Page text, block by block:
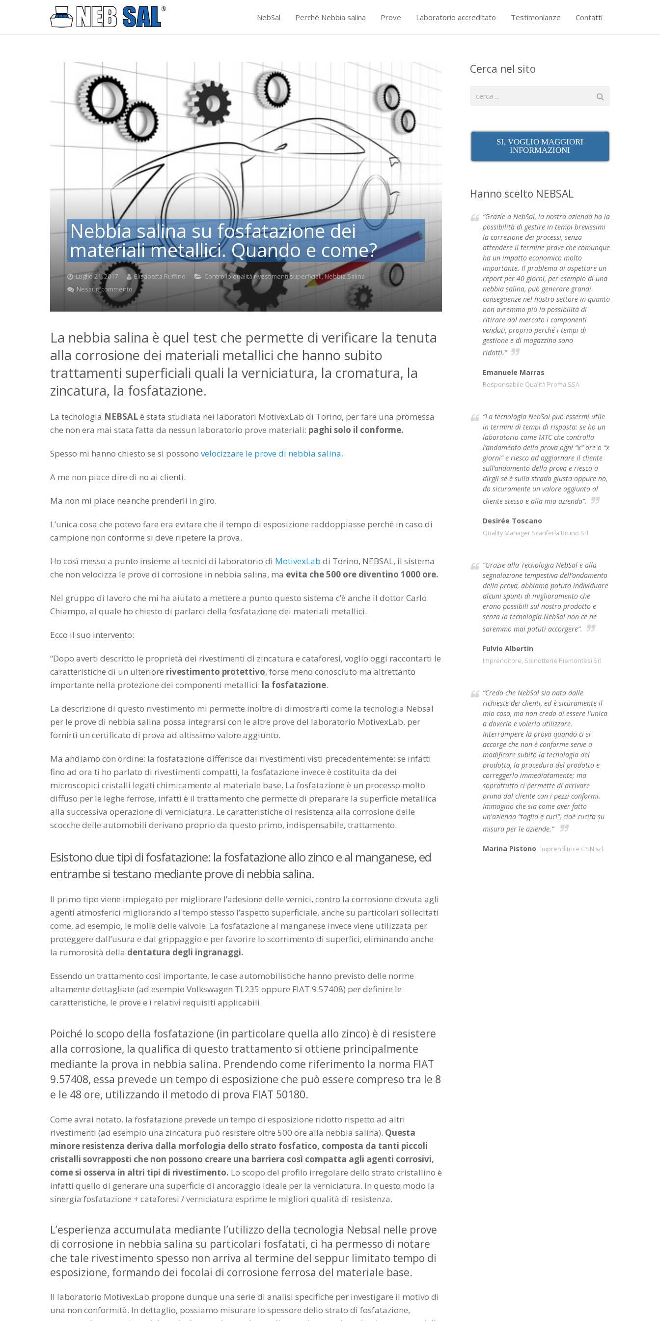
NebSal Perché Nebbia salina Prove Laboratorio accreditato Testimonianze Contatti
Nebbia salina su fosfatazione dei
materiali metallici. Quando e come?
Luglio 21, 2017 Elisabetta Ruffino Controllo qualità rivestimenti superficiali,Nebbia Salina
Nessun commento
La nebbia salina è quel test che permette di verificare la tenuta
alla corrosione dei materiali metallici che hanno subito
trattamenti superficiali quali la verniciatura, la cromatura, la
zincatura, la fosfatazione.
La tecnologia NEBSALè stata studiata nei laboratori MotivexLab di Torino, per fare una promessa
che non era mai stata fatta da nessun laboratorio prove materiali: paghi solo il conforme.
Spesso mi hanno chiesto se si possono velocizzare le prove di nebbia salina.
A me non piace dire di no ai clienti.
Ma non mi piace neanche prenderli in giro.
L’unica cosa che potevo fare era evitare che il tempo di esposizione raddoppiasse perché in caso di
campione non conforme si deve ripetere la prova.
Ho così messo a punto insieme ai tecnici di laboratorio di MotivexLab di Torino, NEBSAL, il sistema
che non velocizza le prove di corrosione in nebbia salina, ma evita che 500 ore diventino 1000 ore.
Nel gruppo di lavoro che mi ha aiutato a mettere a punto questo sistema c’è anche il dottor Carlo
Chiampo, al quale ho chiesto di parlarci della fosfatazione dei materiali metallici.
Ecco il suo intervento:
“Dopo averti descritto le proprietà dei rivestimenti di zincatura e cataforesi, voglio oggi raccontarti le
caratteristiche di un ulteriore rivestimento protettivo, forse meno conosciuto ma altrettanto
importante nella protezione dei componenti metallici: la fosfatazione.
La descrizione di questo rivestimento mi permette inoltre di dimostrarti come la tecnologia Nebsal
per le prove di nebbia salina possa integrarsi con le altre prove del laboratorio MotivexLab, per
fornirti un certificato di prova ad altissimo valore aggiunto.
Ma andiamo con ordine: la fosfatazione differisce dai rivestimenti visti precedentemente: se infatti
fino ad ora ti ho parlato di rivestimenti compatti, la fosfatazione invece è costituita da dei
microscopici cristalli legati chimicamente al materiale base. La fosfatazione è un processo molto
diffuso per le leghe ferrose, infatti è il trattamento che permette di preparare la superficie metallica
alla successiva operazione di verniciatura. Le caratteristiche di resistenza alla corrosione delle
scocche delle automobili derivano proprio da questo primo, indispensabile, trattamento.
Esistono due tipi di fosfatazione: la fosfatazione allo zinco e al manganese, ed
entrambe si testano mediante prove di nebbia salina.
Il primo tipo viene impiegato per migliorare l’adesione delle vernici, contro la corrosione dovuta agli
agenti atmosferici migliorando al tempo stesso l’aspetto superficiale, anche su particolari sollecitati
come, ad esempio, le molle delle valvole. La fosfatazione al manganese invece viene utilizzata per
proteggere dall’usura e dal grippaggio e per favorire lo scorrimento di superfici, eliminando anche
la rumorosità della dentatura degli ingranaggi.
Essendo un trattamento così importante, le case automobilistiche hanno previsto delle norme
altamente dettagliate (ad esempio Volkswagen TL235 oppure FIAT 9.57408) per definire le
caratteristiche, le prove e i relativi requisiti applicabili.
Poiché lo scopo della fosfatazione (in particolare quella allo zinco) è di resistere
alla corrosione, la qualifica di questo trattamento si ottiene principalmente
mediante la prova in nebbia salina. Prendendo come riferimento la norma FIAT
9.57408, essa prevede un tempo di esposizione che può essere compreso tra le 8
e le 48 ore, utilizzando il metodo di prova FIAT 50180.
Come avrai notato, la fosfatazione prevede un tempo di esposizione ridotto rispetto ad altri
rivestimenti (ad esempio una zincatura può resistere oltre 500 ore alla nebbia salina). Questa
minore resistenza deriva dalla morfologia dello strato fosfatico, composta da tanti piccoli
cristalli sovrapposti che non possono creare una barriera così compatta agli agenti corrosivi,
come si osserva in altri tipi di rivestimento. Lo scopo del profilo irregolare dello strato cristallino è
infatti quello di generare una superficie di ancoraggio ideale per la verniciatura. In questo modo la
sinergia fosfatazione + cataforesi / verniciatura esprime le migliori qualità di resistenza.
L’esperienza accumulata mediante l’utilizzo della tecnologia Nebsal nelle prove
di corrosione in nebbia salina su particolari fosfatati, ci ha permesso di notare
che tale rivestimento spesso non arriva al termine del seppur limitato tempo di
esposizione, formando dei focolai di corrosione ferrosa del materiale base.
Il laboratorio MotivexLab propone dunque una serie di analisi specifiche per investigare il motivo di
una non conformità. In dettaglio, possiamo misurare lo spessore dello strato di fosfatazione,
Cerca nel sito
SI, VOGLIO MAGGIORI
INFORMAZIONI
Hanno scelto NEBSAL
“Grazie a NebSal, la nostra azienda ha la
possibilità di gestire in tempi brevissimi
la correzione dei processi, senza
attendere il termine prove che comunque
ha un impatto economico molto
importante. Il problema di aspettare un
report per 40 giorni, per esempio di una
nebbia salina, può generare grandi
conseguenze nel nostro settore in quanto
non avremmo più la possibilità di
ritirare dal mercato i componenti
venduti, proprio perché i tempi di
gestione e di magazzino sono
ridotti.”
Emanuele Marras
Responsabile Qualità Proma SSA
“La tecnologia NebSal può essermi utile
in termini di tempi di risposta: se ho un
laboratorio come MTC che controlla
l’andamento della prova ogni “x” ore o “x
giorni” e riesco ad aggiornare il cliente
sull’andamento della prova e riesco a
dirgli se è sulla strada giusta oppure no,
do sicuramente un valore aggiunto al
cliente stesso e alla mia azienda”.
Desirée Toscano
Quality Manager Scanferla Bruno Srl
“Grazie alla Tecnologia NebSal e alla
segnalazione tempestiva dell’andamento
della prova, abbiamo potuto individuare
alcuni spunti di miglioramento che
erano possibili sul nostro prodotto e
senza la tecnologia NebSal non ce ne
saremmo mai potuti accorgere”.
Fulvio Albertin
Imprenditore, Spinotterie Piemontesi Srl
“Credo che NebSal sia nata dalle
richieste dei clienti, ed è sicuramente il
mio caso, ma non credo di essere l'unica
a doverlo e volerlo utilizzare.
Interrompere la prova quando ci si
accorge che non è conforme serve a
modificare subito la tecnologia del
prodotto, la procedura del prodotto e
correggerlo immediatamente; ma
soprattutto ci permette di arrivare
prima dal cliente con i pezzi conformi.
Immagino che sia come aver fatto
un'azienda “taglia e cuci”, cioè cucita su
misura per le aziende.”
Marina Pistono Imprenditrice C’SN srl